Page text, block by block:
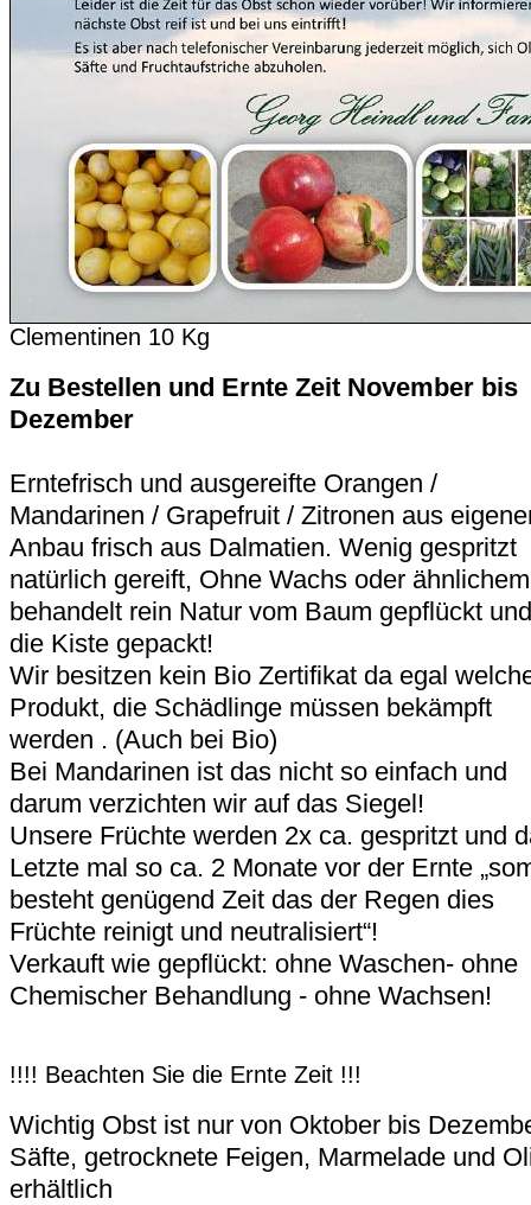
Clementinen 10 Kg
Zu Bestellen und Ernte Zeit November bis
Dezember
Erntefrisch und ausgereifte Orangen /
Mandarinen / Grapefruit / Zitronen aus
Anbau frisch aus Dalmatien. Wenig gespritzt
natürlich gereift, Ohne Wachs oder ähnlichem
behandelt rein Natur vom Baum gepflückt
die Kiste gepackt!
Wir besitzen kein Bio Zertifikat da egal
Produkt, die Schädlinge müssen bekämpft
werden . (Auch bei Bio)
Bei Mandarinen ist das nicht so einfach und
darum verzichten wir auf das Siegel!
Unsere Früchte werden 2x ca. gespritzt und
Letzte mal so ca. 2 Monate vor der Ernte
besteht genügend Zeit das der Regen dies
Früchte reinigt und neutralisiert“!
Verkauft wie gepflückt: ohne Waschen- ohne
Chemischer Behandlung - ohne Wachsen!
!!!! Beachten Sie die Ernte Zeit !!!
Wichtig Obst ist nur von Oktober bis
Säfte, getrocknete Feigen, Marmelade und
erhältlich